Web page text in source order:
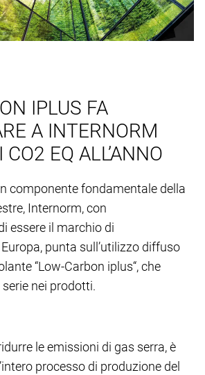
IPLUS FA
A INTERNORM
EQ ALL’ANNO
componente fondamentale della
Internorm, con
essere il marchio di
punta sull’utilizzo diffuso
“Low-Carbon iplus“, che
nei prodotti.
le emissioni di gas serra, è
processo di produzione del